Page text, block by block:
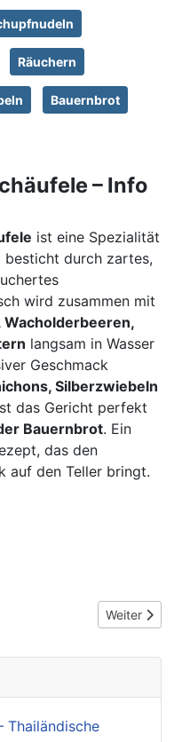
Räuchern
Bauernbrot
– Info
ist eine Spezialität
besticht durch zartes,
wird zusammen mit
langsam in Wasser
Geschmack
Silberzwiebeln
das Gericht perfekt
Bauernbrot. Ein
das den
auf den Teller bringt.
Münsterländer,Nächster
Weiter
Thailändische